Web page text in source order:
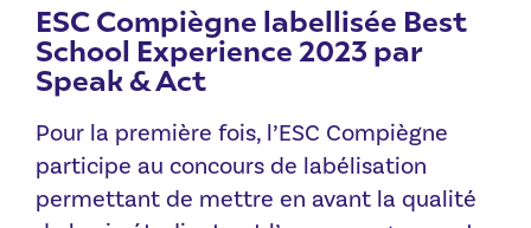
ESC Compiègne labellisée Best
School Experience 2023 par
Speak & Act
Pour la première fois, l’ESC Compiègne
participe au concours de labélisation
permettant de mettre en avant la qualité